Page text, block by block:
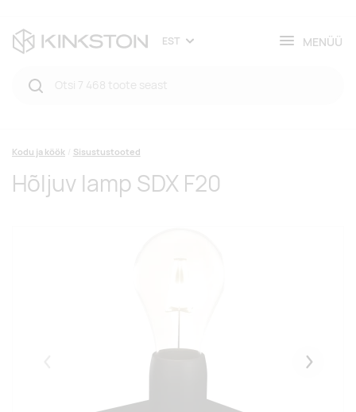
EST MENÜÜ
Kodu ja köök Sisustustooted
Hõljuv lamp SDX F20